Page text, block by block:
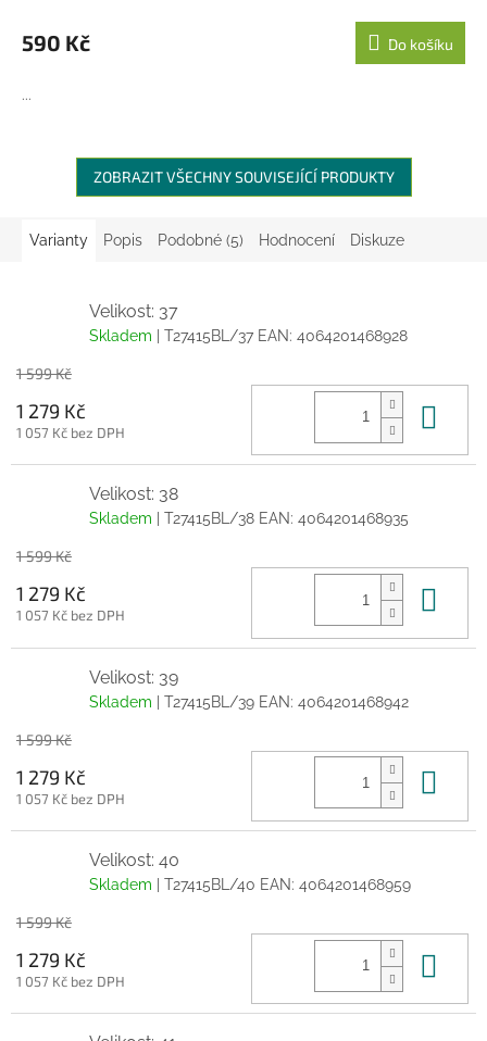
590 Kč Do košíku
...
ZOBRAZIT VŠECHNY SOUVISEJÍCÍ PRODUKTY
Varianty Popis Podobné (5) Hodnocení Diskuze
Velikost: 37
Skladem | T27415BL/37 EAN: 4064201468928
1 599 Kč
1 279 Kč
1 057 Kč bez DPH
Velikost: 38
Skladem | T27415BL/38 EAN: 4064201468935
1 599 Kč
1 279 Kč
1 057 Kč bez DPH
Velikost: 39
Skladem | T27415BL/39 EAN: 4064201468942
1 599 Kč
1 279 Kč
1 057 Kč bez DPH
Velikost: 40
Skladem | T27415BL/40 EAN: 4064201468959
1 599 Kč
1 279 Kč
1 057 Kč bez DPH